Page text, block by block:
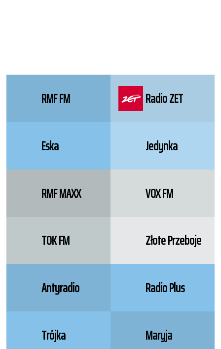
RMF FM Radio ZET
Eska Jedynka
RMF MAXX VOX FM
TOK FM Złote Przeboje
Antyradio Radio Plus
Trójka Maryja